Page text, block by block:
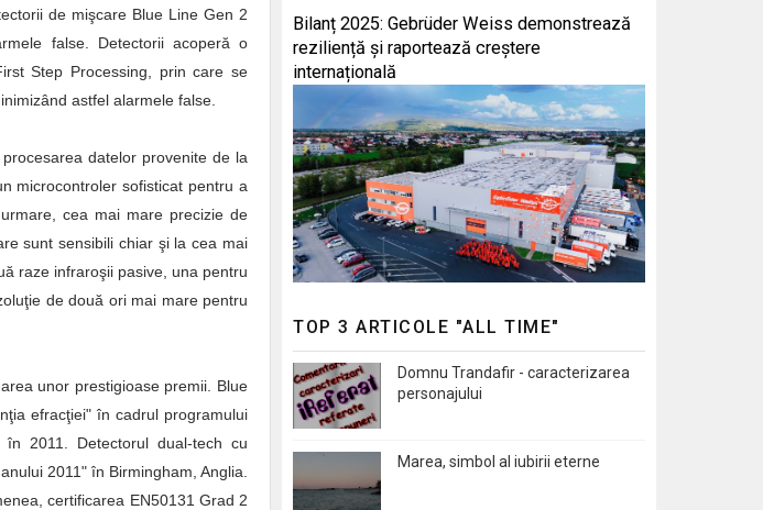
de mişcare Blue Line Gen 2
false. Detectorii acoperă o
Step Processing, prin care se
astfel alarmele false.
datelor provenite de la
microcontroler sofisticat pentru a
cea mai mare precizie de
sunt sensibili chiar şi la cea mai
raze infraroşii pasive, una pentru
de două ori mai mare pentru
unor prestigioase premii. Blue
efracţiei" în cadrul programului
în 2011. Detectorul dual-tech cu
2011" în Birmingham, Anglia.
certificarea EN50131 Grad 2
Bilanț 2025: Gebrüder Weiss demonstrează
reziliență și raportează creștere
internațională
TOP 3 ARTICOLE "ALL TIME"
Domnu Trandafir - caracterizarea
personajului
Marea, simbol al iubirii eterne